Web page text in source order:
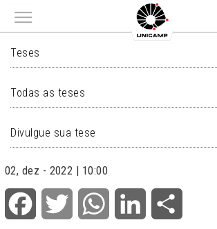
Main menu
TESES
Teses
Todas as teses
Divulgue sua tese
02, dez - 2022 | 10:00
Facebook Twitter WhatsApp LinkedIn